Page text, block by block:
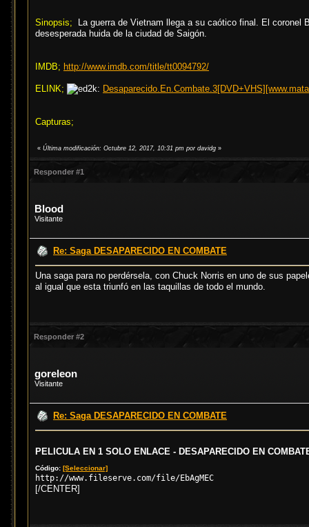
Sinopsis; La guerra de Vietnam llega a su caótico final. El coronel
desesperada huida de la ciudad de Saigón.
IMDB; http://www.imdb.com/title/tt0094792/
ELINK;
Capturas;
« Última modificación: Octubre 12, 2017, 10:31 pm por davidg »
Responder #1
Blood
Visitante
Re: Saga DESAPARECIDO EN COMBATE
Una saga para no perdérsela, con Chuck Norris en uno de sus
al igual que esta triunfó en las taquillas de todo el mundo.
Responder #2
goreleon
Visitante
Re: Saga DESAPARECIDO EN COMBATE
PELICULA EN 1 SOLO ENLACE - DESAPARECIDO EN
Código: [Seleccionar]
http://www.fileserve.com/file/EbAgMEC
[/CENTER]